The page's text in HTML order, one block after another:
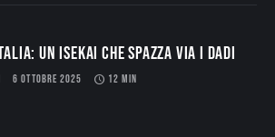
Un Isekai che spazza via i dadi
6 OTTOBRE 2025 12 MIN